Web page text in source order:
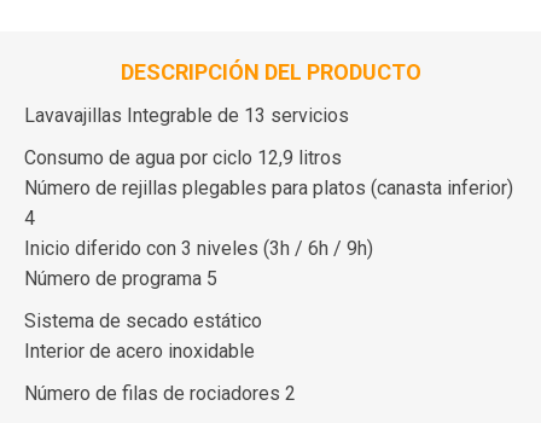
DESCRIPCIÓN DEL PRODUCTO
Lavavajillas Integrable de 13 servicios
Consumo de agua por ciclo 12,9 litros
Número de rejillas plegables para platos (canasta inferior)
4
Inicio diferido con 3 niveles (3h / 6h / 9h)
Número de programa 5
Sistema de secado estático
Interior de acero inoxidable
Número de filas de rociadores 2